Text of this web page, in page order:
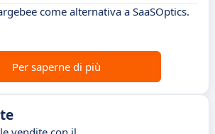
come alternativa a SaaSOptics.
Per saperne di più